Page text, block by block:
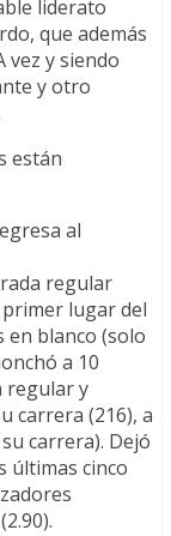
liderato
que además
vez y siendo
y otro
están
al
regular
lugar del
en blanco (solo
a 10
regular y
carrera (216), a
carrera). Dejó
últimas cinco